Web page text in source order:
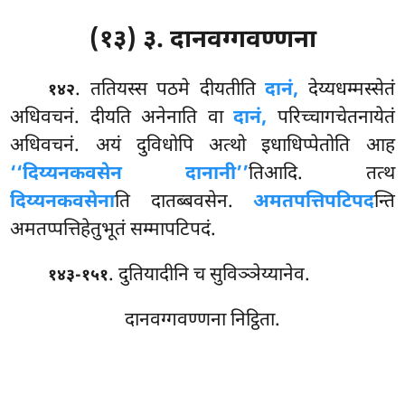
(१३) ३. दानवग्गवण्णना
१४२. ततियस्स पठमे दीयतीतिदानं, देय्यधम्मस्सेतं
अधिवचनं. दीयति अनेनाति वादानं, परिच्चागचेतनायेतं
अधिवचनं. अयं दुविधोपि अत्थो इधाधिप्पेतोति आह
‘‘दिय्यनकवसेन दानानी’’तिआदि. तत्थ
दिय्यनकवसेनाति दातब्बवसेन. अमतपत्तिपटिपदन्ति
अमतप्पत्तिहेतुभूतं सम्मापटिपदं.
१४३-१५१. दुतियादीनि च सुविञ्ञेय्यानेव.
दानवग्गवण्णना निट्ठिता.